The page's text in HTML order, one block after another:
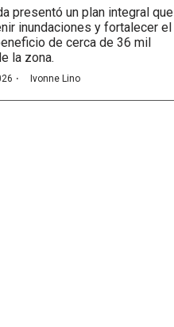
presentó un plan integral que
inundaciones y fortalecer el
de cerca de 36 mil
la zona.
· Ivonne Lino